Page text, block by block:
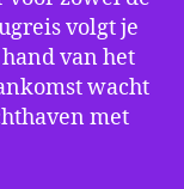
volgt je
van het
wacht
met